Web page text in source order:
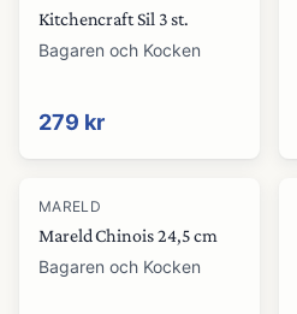
Kitchencraft Sil 3 st.
Bagaren och Kocken
279 kr
-21 %
MARELD
Mareld Chinois 24,5 cm
Bagaren och Kocken